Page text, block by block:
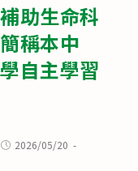
助生命科
稱本中
自主學習
Post2026/05/20